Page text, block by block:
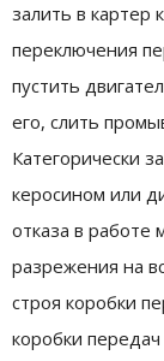
залить в картер
переключения
пустить
его, слить
Категорически
керосином или
отказа в работе
разрежения на
строя коробки
коробки